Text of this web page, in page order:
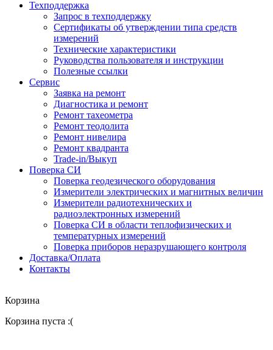
Техподдержка
Запрос в техподдержку
Сертификаты об утверждении типа средств
измерений
Технические характеристики
Руководства пользователя и инструкции
Полезные ссылки
Сервис
Заявка на ремонт
Диагностика и ремонт
Ремонт тахеометра
Ремонт теодолита
Ремонт нивелира
Ремонт квадранта
Trade-in/Выкуп
Поверка СИ
Поверка геодезического оборудования
Измерители электрических и магнитных величин
Измерители радиотехнических и
радиоэлектронных измерений
Поверка СИ в области теплофизических и
температурных измерений
Поверка приборов неразрушающего контроля
Доставка/Оплата
Контакты
Корзина
Корзина пуста :(